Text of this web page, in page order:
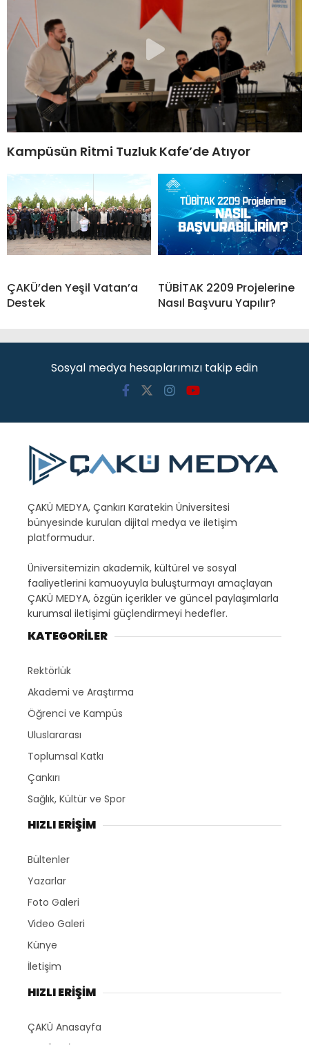
Kampüsün Ritmi Tuzluk Kafe’de Atıyor
ÇAKÜ’den Yeşil Vatan’a
Destek
TÜBİTAK 2209 Projelerine
Nasıl Başvuru Yapılır?
Sosyal medya hesaplarımızı takip edin
ÇAKÜ MEDYA, Çankırı Karatekin Üniversitesi
bünyesinde kurulan dijital medya ve iletişim
platformudur.
Üniversitemizin akademik, kültürel ve sosyal
faaliyetlerini kamuoyuyla buluşturmayı amaçlayan
ÇAKÜ MEDYA, özgün içerikler ve güncel paylaşımlarla
kurumsal iletişimi güçlendirmeyi hedefler.
KATEGORİLER
Rektörlük
Akademi ve Araştırma
Öğrenci ve Kampüs
Uluslararası
Toplumsal Katkı
Çankırı
Sağlık, Kültür ve Spor
HIZLI ERİŞİM
Bültenler
Yazarlar
Foto Galeri
Video Galeri
Künye
İletişim
HIZLI ERİŞİM
ÇAKÜ Anasayfa